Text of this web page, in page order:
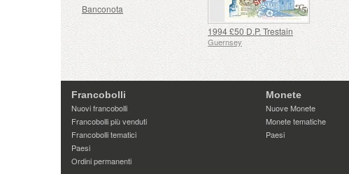
Banconota
1994 £50 D.P. Trestain
Guernsey
Francobolli
Nuovi francobolli
Francobolli più venduti
Francobolli tematici
Paesi
Ordini permanenti
Monete
Nuove Monete
Monete tematiche
Paesi